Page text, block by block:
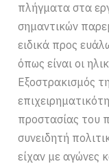
πλήγματα στα
σημαντικών
ειδικά προς
όπως είναι οι
Εξοστρακισμός
προστασίας του
συνειδητή
είχαν με αγώνες